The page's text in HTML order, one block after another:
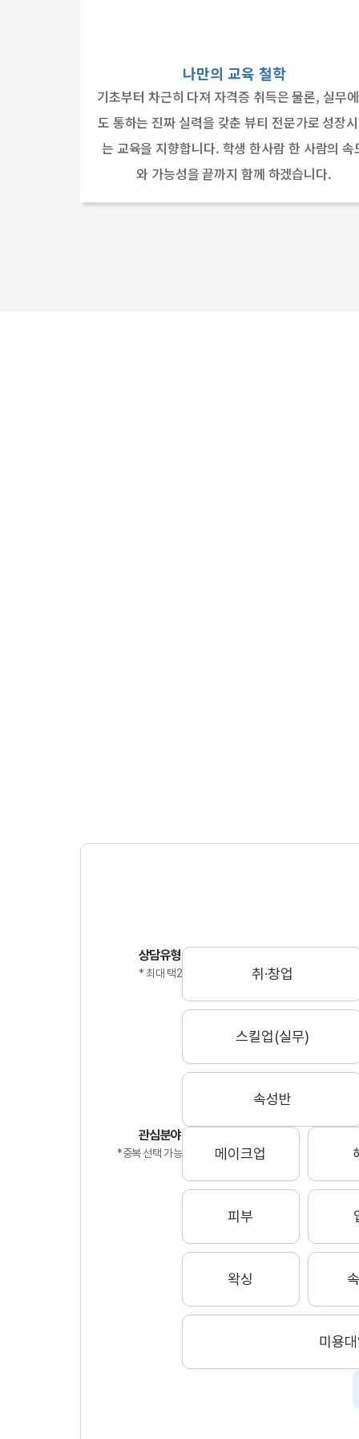
나만의 교육 철학
기초부터 차근히 다져 자격증 취득은 물론, 실무
도 통하는 진짜 실력을 갖춘 뷰티 전문가로 성장
는 교육을 지향합니다. 학생 한사람 한 사람의 속
와 가능성을 끝까지 함께 하겠습니다.
상담유형
* 최대 택2 취·창업
스킬업(실무)
속성반
관심분야
*중복 선택 가능 메이크업
피부
왁싱
미용